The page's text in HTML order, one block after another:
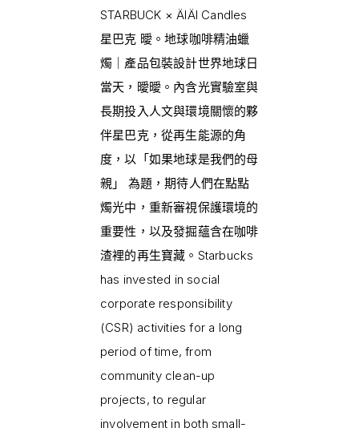
STARBUCK × ÄIÄI Candles
星巴克 曖。地球咖啡精油蠟
燭｜產品包裝設計世界地球日
當天，曖曖。內含光實驗室與
長期投入人文與環境關懷的夥
伴星巴克，從再生能源的角
度，以「如果地球是我們的母
親」 為題，期待人們在點點
燭光中，重新審視保護環境的
重要性，以及發掘蘊含在咖啡
渣裡的再生寶藏。Starbucks
has invested in social
corporate responsibility
(CSR) activities for a long
period of time, from
community clean-up
projects, to regular
involvement in both small-